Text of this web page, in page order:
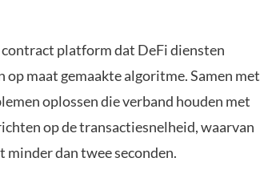
platform dat DeFi diensten
maat gemaakte algoritme. Samen met
oplossen die verband houden met
op de transactiesnelheid, waarvan
dan twee seconden.